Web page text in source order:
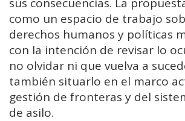
como un espacio de trabajo
derechos humanos y políticas
con la intención de revisar lo
no olvidar ni que vuelva a
también situarlo en el marco
gestión de fronteras y del
de asilo.